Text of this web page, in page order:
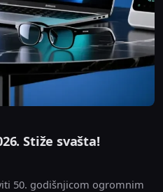
Stiže svašta!
50. godišnjicom ogromnim